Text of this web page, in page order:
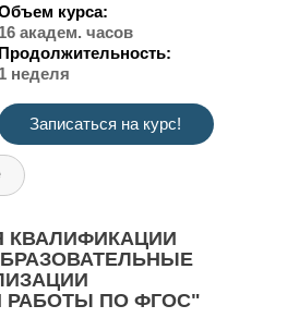
курса:
16 академ. часов
Продолжительность:
1 неделя
Записаться на курс!
РАБОТЫ ПО ФГОС"